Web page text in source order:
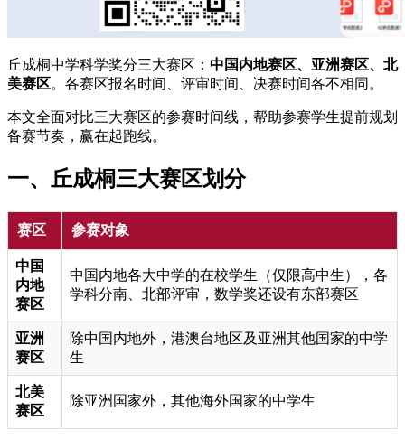
丘成桐中学科学奖分三大赛区： 中国内地赛区、亚洲赛区、北
美赛区。各赛区报名时间、评审时间、决赛时间各不相同。
本文全面对比三大赛区的参赛时间线，帮助参赛学生提前规划
备赛节奏，赢在起跑线。
一、丘成桐三大赛区划分
赛区 参赛对象
中国
内地
赛区
中国内地各大中学的在校学生（仅限高中生），各
学科分南、北部评审，数学奖还设有东部赛区
亚洲
赛区
除中国内地外，港澳台地区及亚洲其他国家的中学
生
北美
赛区
除亚洲国家外，其他海外国家的中学生